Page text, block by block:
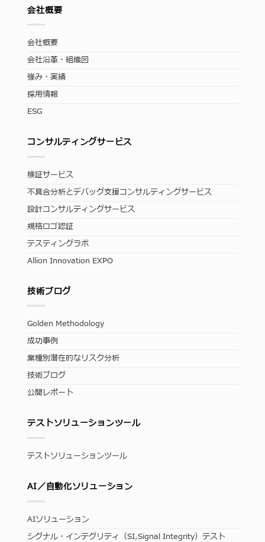
会社概要
会社概要
会社沿革・組織図
強み・実績
採用情報
ESG
コンサルティングサービス
検証サービス
不具合分析とデバッグ支援コンサルティングサービス
設計コンサルティングサービス
規格ロゴ認証
テスティングラボ
Allion Innovation EXPO
技術ブログ
Golden Methodology
成功事例
業種別潜在的なリスク分析
技術ブログ
公開レポート
テストソリューションツール
テストソリューションツール
AI／自動化ソリューション
AIソリューション
シグナル・インテグリティ（SI,Signal Integrity）テスト